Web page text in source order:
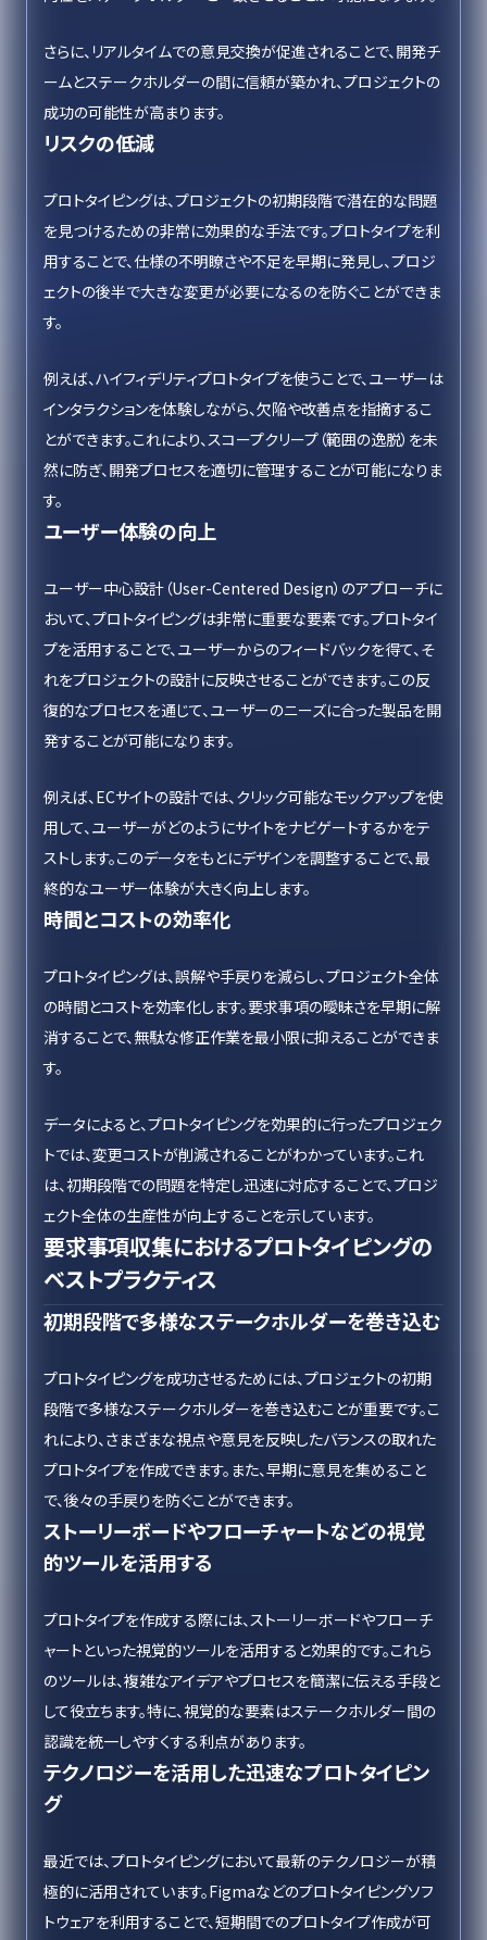
さらに、リアルタイムでの意見交換が促進されることで、開発チ
ームとステークホルダーの間に信頼が築かれ、プロジェクトの
成功の可能性が高まります。
リスクの低減
プロトタイピングは、プロジェクトの初期段階で潜在的な問題
を見つけるための非常に効果的な手法です。プロトタイプを利
用することで、仕様の不明瞭さや不足を早期に発見し、プロジ
ェクトの後半で大きな変更が必要になるのを防ぐことができま
す。
例えば、ハイフィデリティプロトタイプを使うことで、ユーザーは
インタラクションを体験しながら、欠陥や改善点を指摘するこ
とができます。これにより、スコープクリープ（範囲の逸脱）を未
然に防ぎ、開発プロセスを適切に管理することが可能になりま
す。
ユーザー体験の向上
ユーザー中心設計（User-Centered Design）のアプローチに
おいて、プロトタイピングは非常に重要な要素です。プロトタイ
プを活用することで、ユーザーからのフィードバックを得て、そ
れをプロジェクトの設計に反映させることができます。この反
復的なプロセスを通じて、ユーザーのニーズに合った製品を開
発することが可能になります。
例えば、ECサイトの設計では、クリック可能なモックアップを使
用して、ユーザーがどのようにサイトをナビゲートするかをテ
ストします。このデータをもとにデザインを調整することで、最
終的なユーザー体験が大きく向上します。
時間とコストの効率化
プロトタイピングは、誤解や手戻りを減らし、プロジェクト全体
の時間とコストを効率化します。要求事項の曖昧さを早期に解
消することで、無駄な修正作業を最小限に抑えることができま
す。
データによると、プロトタイピングを効果的に行ったプロジェク
トでは、変更コストが削減されることがわかっています。これ
は、初期段階での問題を特定し迅速に対応することで、プロジ
ェクト全体の生産性が向上することを示しています。
要求事項収集におけるプロトタイピングの
ベストプラクティス
初期段階で多様なステークホルダーを巻き込む
プロトタイピングを成功させるためには、プロジェクトの初期
段階で多様なステークホルダーを巻き込むことが重要です。こ
れにより、さまざまな視点や意見を反映したバランスの取れた
プロトタイプを作成できます。また、早期に意見を集めること
で、後々の手戻りを防ぐことができます。
ストーリーボードやフローチャートなどの視覚
的ツールを活用する
プロトタイプを作成する際には、ストーリーボードやフローチ
ャートといった視覚的ツールを活用すると効果的です。これら
のツールは、複雑なアイデアやプロセスを簡潔に伝える手段と
して役立ちます。特に、視覚的な要素はステークホルダー間の
認識を統一しやすくする利点があります。
テクノロジーを活用した迅速なプロトタイピン
グ
最近では、プロトタイピングにおいて最新のテクノロジーが積
極的に活用されています。Figmaなどのプロトタイピングソフ
トウェアを利用することで、短期間でのプロトタイプ作成が可